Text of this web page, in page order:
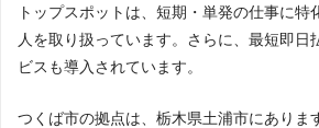
トップスポットは、短期・単発の仕事に特
人を取り扱っています。さらに、最短即日
ビスも導入されています。
つくば市の拠点は、栃木県土浦市にありま